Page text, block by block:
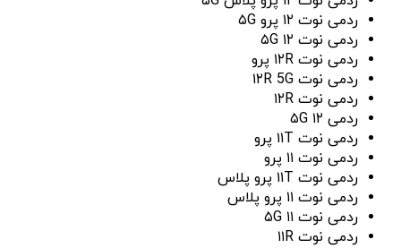
ردمی نوت ۱۲ پرو ۵G
ردمی نوت ۱۲ ۵G
ردمی نوت ۱۲R پرو
ردمی نوت ۱۲R 5G
ردمی نوت ۱۲R
ردمی ۱۲ ۵G
ردمی نوت ۱۱T پرو
ردمی نوت ۱۱ پرو
ردمی نوت ۱۱T پرو پلاس
ردمی نوت ۱۱ پرو پلاس
ردمی نوت ۱۱ ۵G
ردمی نوت ۱۱R